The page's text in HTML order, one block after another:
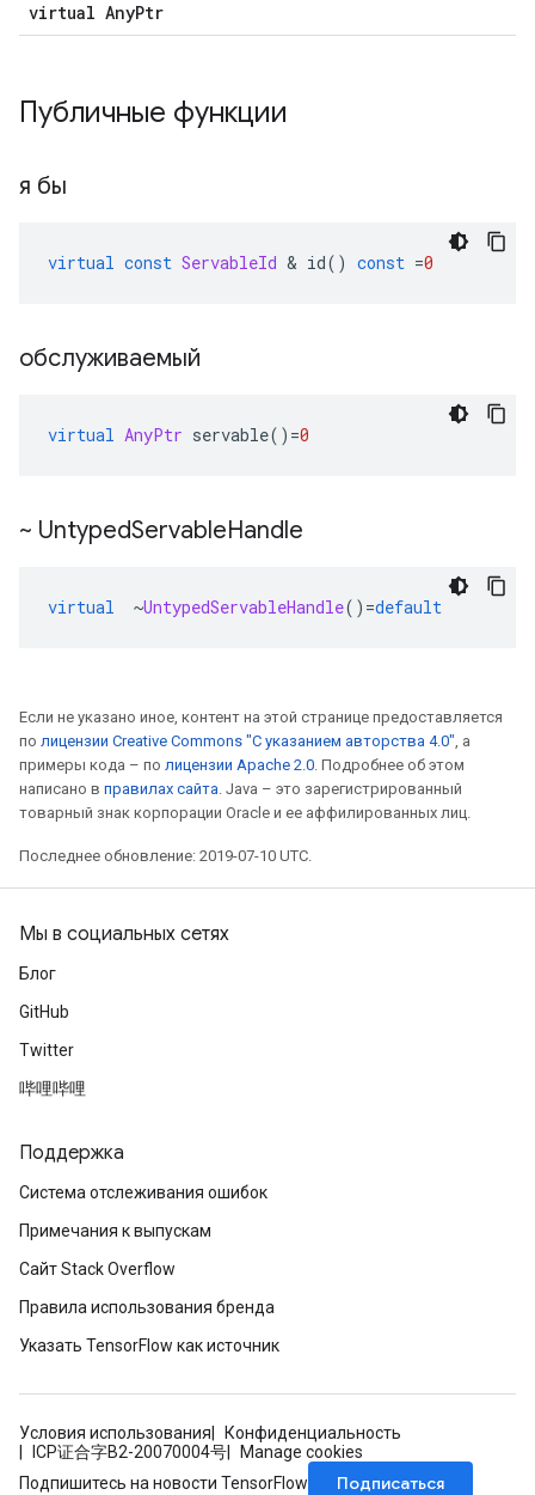
virtual AnyPtr
Публичные функции
я бы
virtual const ServableId & id() const =0
обслуживаемый
virtual AnyPtr servable()=0
~ UntypedServableHandle
virtual ~UntypedServableHandle()=default
Если не указано иное, контент на этой странице предоставляется
по лицензии Creative Commons "С указанием авторства 4.0", а
примеры кода – по лицензии Apache 2.0. Подробнее об этом
написано в правилах сайта. Java – это зарегистрированный
товарный знак корпорации Oracle и ее аффилированных лиц.
Последнее обновление: 2019-07-10 UTC.
Мы в социальных сетях
Блог
GitHub
Twitter
哔哩哔哩
Поддержка
Система отслеживания ошибок
Примечания к выпускам
Сайт Stack Overflow
Правила использования бренда
Указать TensorFlow как источник
Условия использования
Конфиденциальность
ICP证合字B2-20070004号
Manage cookies
Подпишитесь на новости TensorFlow
Подписаться